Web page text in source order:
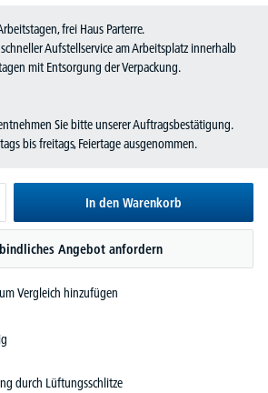
frei Haus Parterre.
Aufstellservice am Arbeitsplatz innerhalb
mit Entsorgung der Verpackung.
Sie bitte unserer Auftragsbestätigung.
bis freitags, Feiertage ausgenommen.
In den Warenkorb
Angebot anfordern
Vergleich hinzufügen
durch Lüftungsschlitze